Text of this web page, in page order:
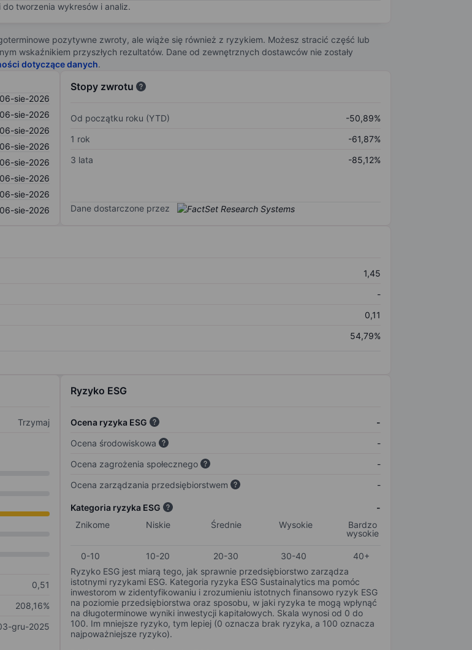
tworzenia wykresów i analiz.
pozytywne zwroty, ale wiąże się również z ryzykiem. Możesz stracić część lub
wskaźnikiem przyszłych rezultatów. Dane od zewnętrznych dostawców nie zostały
dotyczące danych.
06-sie-2026
06-sie-2026
06-sie-2026
06-sie-2026
06-sie-2026
06-sie-2026
06-sie-2026
06-sie-2026
Stopy zwrotu
Od początku roku (YTD)
-50,89%
1 rok
-61,87%
3 lata
-85,12%
Dane dostarczone przez
1,45
-
0,11
54,79%
Trzymaj
0,51
208,16%
gru-2025
Ryzyko ESG
Ocena ryzyka ESG
-
Ocena środowiskowa
-
Ocena zagrożenia społecznego
-
Ocena zarządzania przedsiębiorstwem
-
Kategoria ryzyka ESG
-
Znikome
Niskie Średnie Wysokie
Bardzo
wysokie
0-10 10-20 20-30 30-40
40+
Ryzyko ESG jest miarą tego, jak sprawnie przedsiębiorstwo zarządza
istotnymi ryzykami ESG. Kategoria ryzyka ESG Sustainalytics ma pomóc
inwestorom w zidentyfikowaniu i zrozumieniu istotnych finansowo ryzyk ESG
na poziomie przedsiębiorstwa oraz sposobu, w jaki ryzyka te mogą wpłynąć
na długoterminowe wyniki inwestycji kapitałowych. Skala wynosi od 0 do
100. Im mniejsze ryzyko, tym lepiej (0 oznacza brak ryzyka, a 100 oznacza
najpoważniejsze ryzyko).